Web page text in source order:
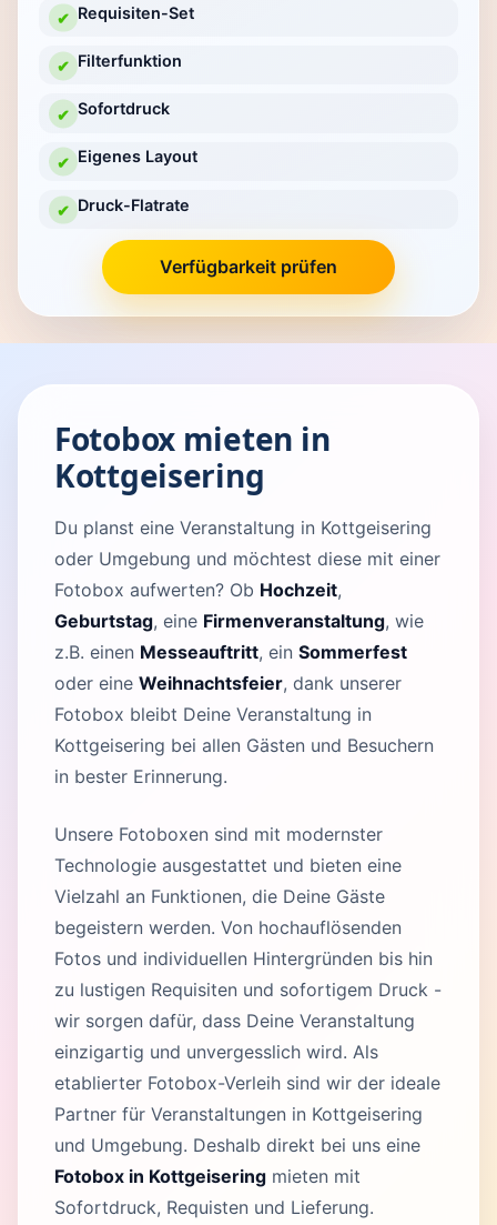
✔ Requisiten-Set
✔ Filterfunktion
✔ Sofortdruck
✔ Eigenes Layout
✔ Druck-Flatrate
Verfügbarkeit prüfen
Fotobox mieten in
Kottgeisering
Du planst eine Veranstaltung in Kottgeisering
oder Umgebung und möchtest diese mit einer
Fotobox aufwerten? Ob Hochzeit,
Geburtstag, eine Firmenveranstaltung, wie
z.B. einen Messeauftritt, ein Sommerfest
oder eine Weihnachtsfeier, dank unserer
Fotobox bleibt Deine Veranstaltung in
Kottgeisering bei allen Gästen und Besuchern
in bester Erinnerung.
Unsere Fotoboxen sind mit modernster
Technologie ausgestattet und bieten eine
Vielzahl an Funktionen, die Deine Gäste
begeistern werden. Von hochauflösenden
Fotos und individuellen Hintergründen bis hin
zu lustigen Requisiten und sofortigem Druck -
wir sorgen dafür, dass Deine Veranstaltung
einzigartig und unvergesslich wird. Als
etablierter Fotobox-Verleih sind wir der ideale
Partner für Veranstaltungen in Kottgeisering
und Umgebung. Deshalb direkt bei uns eine
Fotobox in Kottgeisering mieten mit
Sofortdruck, Requisten und Lieferung.